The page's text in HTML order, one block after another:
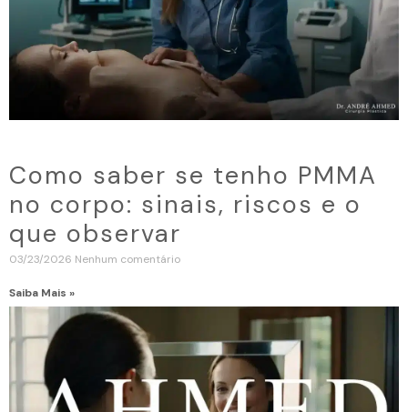
Como saber se tenho PMMA
no corpo: sinais, riscos e o
que observar
03/23/2026 Nenhum comentário
Saiba Mais »